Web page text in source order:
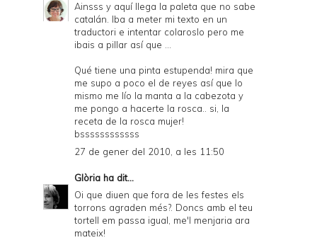
Ainsss y aquí llega la paleta que no sabe
catalán. Iba a meter mi texto en un
traductori e intentar colaroslo pero me
ibais a pillar así que ...
Qué tiene una pinta estupenda! mira que
me supo a poco el de reyes así que lo
mismo me lío la manta a la cabezota y
me pongo a hacerte la rosca.. si, la
receta de la rosca mujer!
bssssssssssss
27 de gener del 2010, a les 11:50
Glòria ha dit...
Oi que diuen que fora de les festes els
torrons agraden més?. Doncs amb el teu
tortell em passa igual, me'l menjaria ara
mateix!